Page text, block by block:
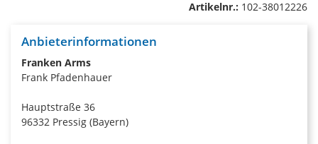
Artikelnr.: 102-38012226
Anbieterinformationen
Franken Arms
Frank Pfadenhauer
Hauptstraße 36
96332 Pressig (Bayern)